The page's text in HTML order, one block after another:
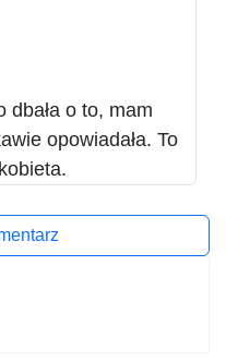
dbała o to, mam
opowiadała. To